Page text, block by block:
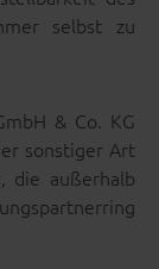
selbst zu
& Co. KG
sonstiger Art
die außerhalb